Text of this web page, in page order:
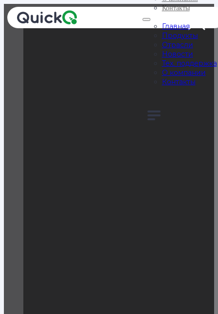
Контакты
Главная
Продукты
Отрасли
Новости
Тех. поддержка
О компании
Контакты